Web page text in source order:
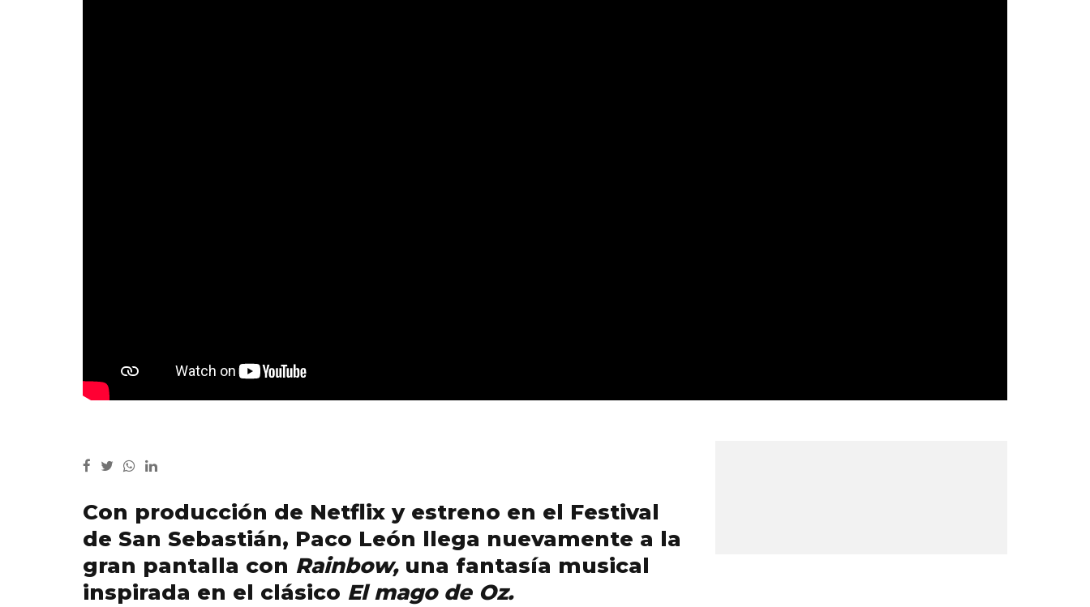
Con producción de Netflix y estreno en el Festival
de San Sebastián, Paco León llega nuevamente a la
gran pantalla con Rainbow,una fantasía musical
inspirada en el clásico El mago de Oz.